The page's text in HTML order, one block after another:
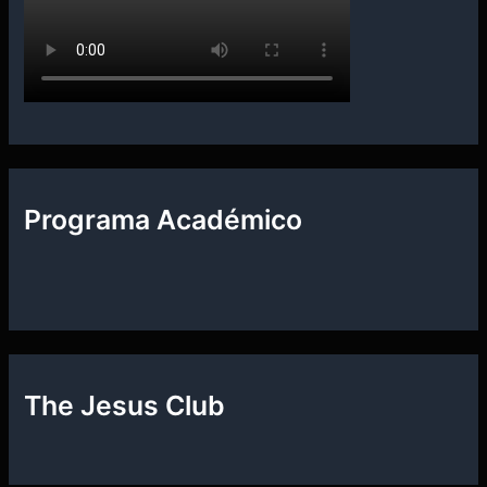
Programa Académico
The Jesus Club